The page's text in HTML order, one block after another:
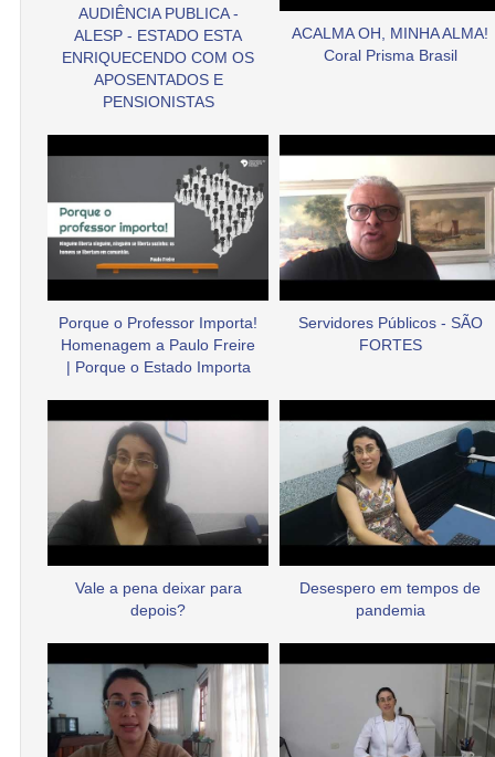
AUDIÊNCIA PUBLICA -
ALESP - ESTADO ESTA
ENRIQUECENDO COM OS
APOSENTADOS E
PENSIONISTAS
ACALMA OH, MINHA ALMA!
Coral Prisma Brasil
Porque o Professor Importa!
Homenagem a Paulo Freire
| Porque o Estado Importa
Servidores Públicos - SÃO
FORTES
Vale a pena deixar para
depois?
Desespero em tempos de
pandemia